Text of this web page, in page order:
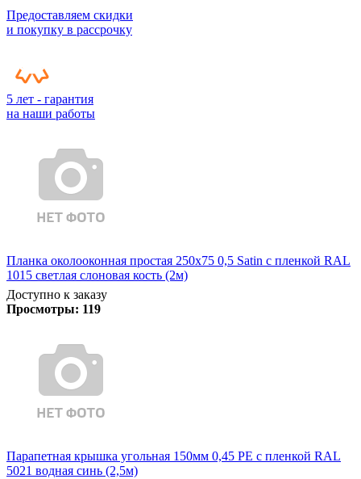
Предоставляем скидки
и покупку в рассрочку
5 лет - гарантия
на наши работы
Планка околооконная простая 250х75 0,5 Satin с пленкой RAL
1015 светлая слоновая кость (2м)
Доступно к заказу
Просмотры: 119
Парапетная крышка угольная 150мм 0,45 PE с пленкой RAL
5021 водная синь (2,5м)